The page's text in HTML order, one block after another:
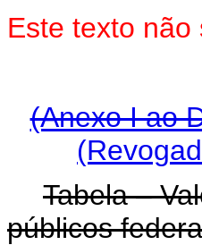
Este texto não
(Anexo I ao
Tabela –
públicos